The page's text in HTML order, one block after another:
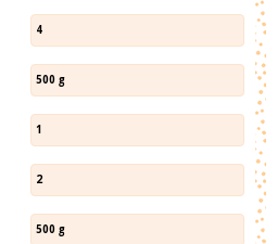
4
500 g
1
2
500 g